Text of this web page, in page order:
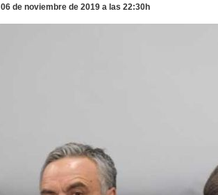
06 de noviembre de 2019 a las 22:30h